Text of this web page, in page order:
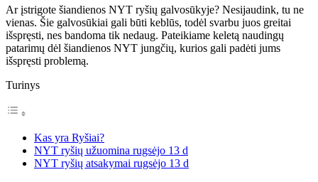
Ar įstrigote šiandienos NYT ryšių galvosūkyje? Nesijaudink, tu ne
vienas. Šie galvosūkiai gali būti keblūs, todėl svarbu juos greitai
išspręsti, nes bandoma tik nedaug. Pateikiame keletą naudingų
patarimų dėl šiandienos NYT jungčių, kurios gali padėti jums
išspręsti problemą.
Turinys
Kas yra Ryšiai?
NYT ryšių užuomina rugsėjo 13 d
NYT ryšių atsakymai rugsėjo 13 d